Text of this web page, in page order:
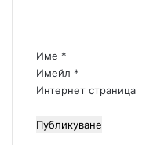
:
*
Име *
Имейл *
Интернет страница